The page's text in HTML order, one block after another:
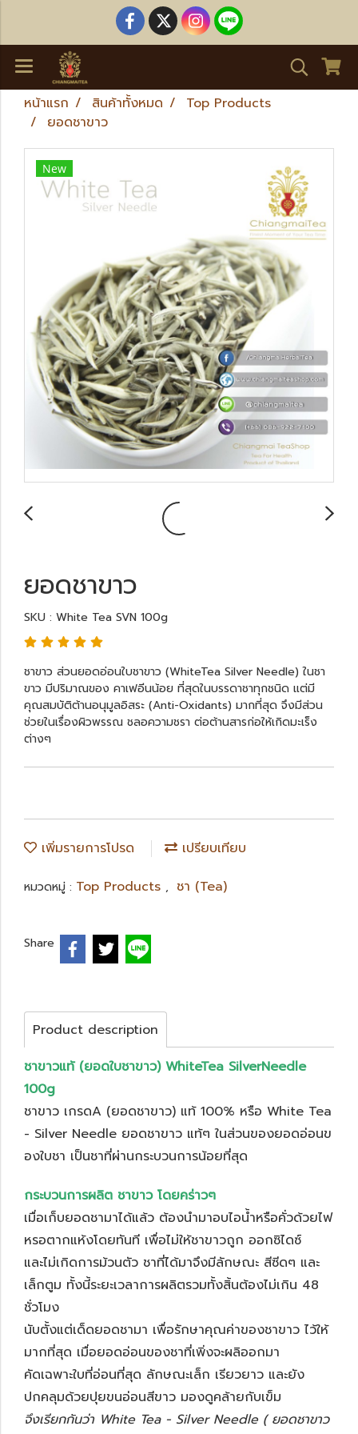
หน้าแรก สินค้าทั้งหมด
Top Products
ยอดชาขาว
New
ยอดชาขาว
SKU : White Tea SVN 100g
ชาขาว ส่วนยอดอ่อนใบชาขาว (WhiteTea Silver Needle) ในชา
ขาว มีปริมาณของ คาเฟอีนน้อย ที่สุดในบรรดาชาทุกชนิด แต่มี
คุณสมบัติต้านอนุมูลอิสระ (Anti-Oxidants) มากที่สุด จึงมีส่วน
ช่วยในเรื่องผิวพรรณ ชลอความชรา ต่อต้านสารก่อให้เกิดมะเร็ง
ต่างๆ
เพิ่มรายการโปรด เปรียบเทียบ
หมวดหมู่ : Top Products , ชา (Tea)
Share
Product description
ชาขาวแท้ (ยอดใบชาขาว) WhiteTea SilverNeedle
100g
ชาขาว เกรดA (ยอดชาขาว) แท้ 100% หรือ White Tea
- Silver Needle ยอดชาขาว แท้ๆ ในส่วนของยอดอ่อนข
องใบชา เป็นชาที่ผ่านกระบวนการน้อยที่สุด
กระบวนการผลิต ชาขาว โดยคร่าวๆ
เมื่อเก็บยอดชามาได้แล้ว ต้องนำมาอบไอน้ำหรือคั่วด้วยไฟ
หรอตากแห้งโดยทันที เพื่อไม่ให้ชาขาวถูก ออกซิไดซ์
และไม่เกิดการม้วนตัว ชาที่ได้มาจึงมีลักษณะ สีซีดๆ และ
เล็กตูม ทั้งนี้ระยะเวลาการผลิตรวมทั้งสิ้นต้องไม่เกิน 48
ชั่วโมง
นับตั้งแต่เด็ดยอดชามา เพื่อรักษาคุณค่าของชาขาว ไว้ให้
มากที่สุด เมื่อยอดอ่อนของชาที่เพิ่งจะผลิออกมา
คัดเฉพาะใบที่อ่อนที่สุด ลักษณะเล็ก เรียวยาว และยัง
ปกคลุมด้วยปุยขนอ่อนสีขาว มองดูคล้ายกับเข็ม
จึงเรียกกันว่า White Tea - Silver Needle ( ยอดชาขาว